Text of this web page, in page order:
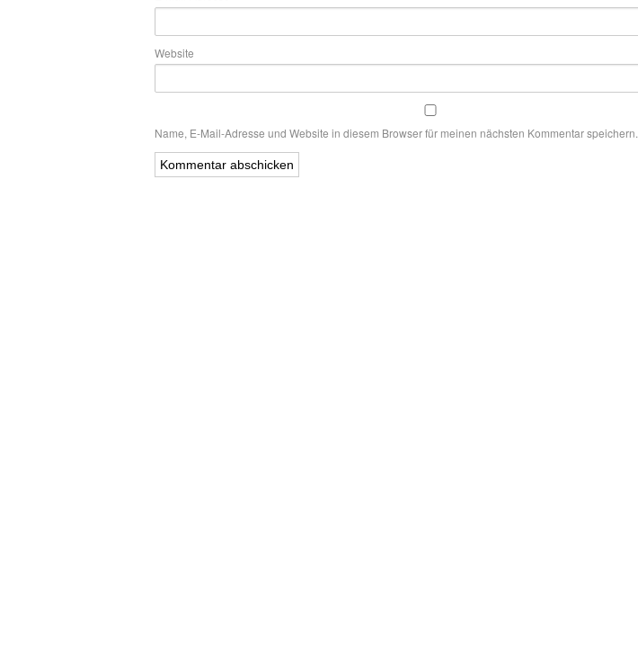
Website
Name, E-Mail-Adresse und Website in diesem Browser für meinen nächsten Kommentar speichern.